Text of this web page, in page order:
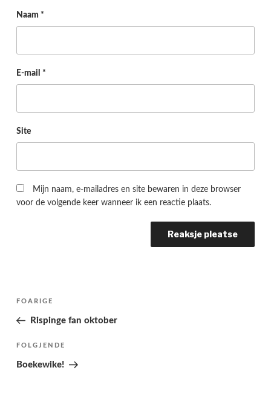
Naam *
E-mail *
Site
Mijn naam, e-mailadres en site bewaren in deze browser
voor de volgende keer wanneer ik een reactie plaats.
Berichtnavigatie
Folgjende
pagina
FOARIGE
Rispinge fan oktober
Folgjend
berjocht
FOLGJENDE
Boekewike!